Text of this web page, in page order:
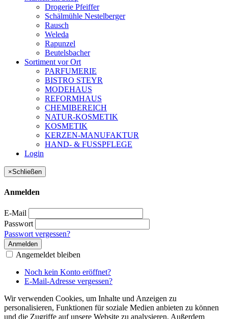
Drogerie Pfeiffer
Schälmühle Nestelberger
Rausch
Weleda
Rapunzel
Beutelsbacher
Sortiment vor Ort
PARFUMERIE
BISTRO STEYR
MODEHAUS
REFORMHAUS
CHEMIBEREICH
NATUR-KOSMETIK
KOSMETIK
KERZEN-MANUFAKTUR
HAND- & FUSSPFLEGE
Login
×Schließen
Anmelden
E-Mail
Passwort
Passwort vergessen?
Anmelden
Angemeldet bleiben
Noch kein Konto eröffnet?
E-Mail-Adresse vergessen?
Wir verwenden Cookies, um Inhalte und Anzeigen zu
personalisieren, Funktionen für soziale Medien anbieten zu können
und die Zugriffe auf unsere Website zu analysieren. Außerdem